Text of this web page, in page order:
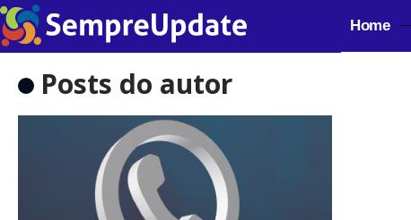
Home
Posts do autor